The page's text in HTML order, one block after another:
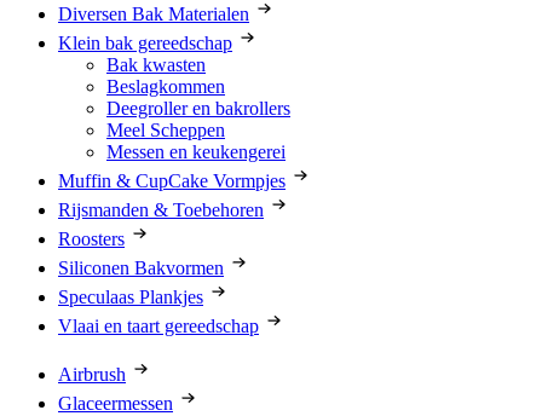
Diversen Bak Materialen
Klein bak gereedschap
Bak kwasten
Beslagkommen
Deegroller en bakrollers
Meel Scheppen
Messen en keukengerei
Muffin & CupCake Vormpjes
Rijsmanden & Toebehoren
Roosters
Siliconen Bakvormen
Speculaas Plankjes
Vlaai en taart gereedschap
Airbrush
Glaceermessen